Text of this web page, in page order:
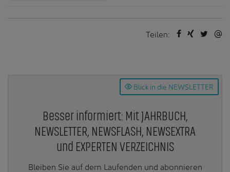
Teilen:
Blick in die NEWSLETTER
Besser informiert: Mit JAHRBUCH,
NEWSLETTER, NEWSFLASH, NEWSEXTRA
und EXPERTEN VERZEICHNIS
Bleiben Sie auf dem Laufenden und abonnieren